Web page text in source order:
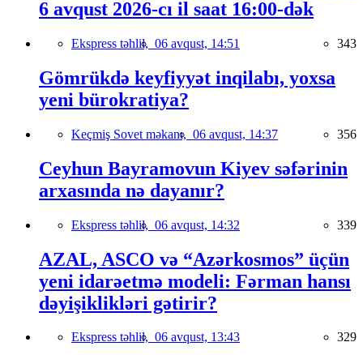
6 avqust 2026-cı il saat 16:00-dək
Ekspress təhlil, 06 avqust, 14:51 343
Gömrükdə keyfiyyət inqilabı, yoxsa
yeni bürokratiya?
Keçmiş Sovet məkanı, 06 avqust, 14:37 356
Ceyhun Bayramovun Kiyev səfərinin
arxasında nə dayanır?
Ekspress təhlil, 06 avqust, 14:32 339
AZAL, ASCO və “Azərkosmos” üçün
yeni idarəetmə modeli: Fərman hansı
dəyişiklikləri gətirir?
Ekspress təhlil, 06 avqust, 13:43 329